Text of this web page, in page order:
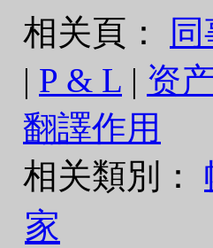
相关頁：
| P & L | 资
翻譯作用
相关類別：
家